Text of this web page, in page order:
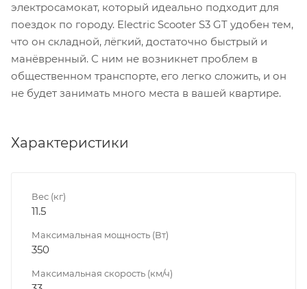
электросамокат, который идеально подходит для
поездок по городу. Electric Scooter S3 GT удобен тем,
что он складной, лёгкий, достаточно быстрый и
манёвренный. С ним не возникнет проблем в
общественном транспорте, его легко сложить, и он
не будет занимать много места в вашей квартире.
Характеристики
Вес (кг)
11.5
Максимальная мощность (Вт)
350
Максимальная скорость (км/ч)